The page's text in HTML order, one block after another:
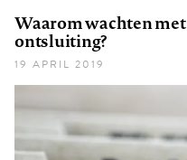
Waarom wachten
ontsluiting?
19 APRIL 2019